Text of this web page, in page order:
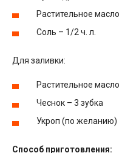
Растительное масло
Соль – 1/2 ч. л.
Для заливки:
Растительное масло
Чеснок – 3 зубка
Укроп (по желанию)
Способ приготовления: